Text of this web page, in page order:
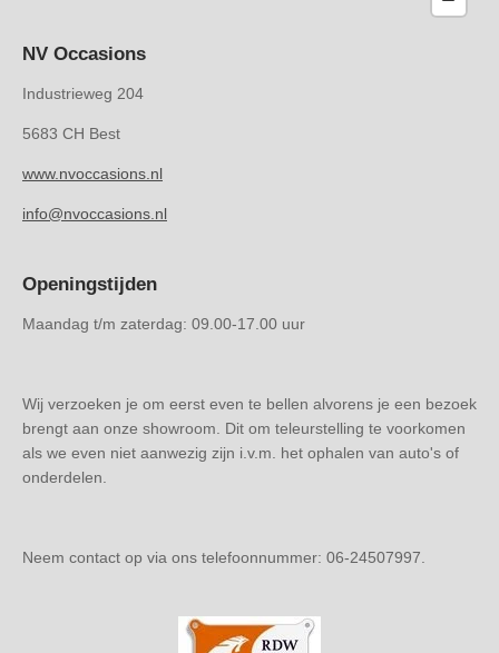
NV Occasions
Industrieweg 204
5683 CH Best
www.nvoccasions.nl
info@nvoccasions.nl
Openingstijden
Maandag t/m zaterdag: 09.00-17.00 uur
Wij verzoeken je om eerst even te bellen alvorens je een bezoek
brengt aan onze showroom. Dit om teleurstelling te voorkomen
als we even niet aanwezig zijn i.v.m. het ophalen van auto's of
onderdelen.
Neem contact op via ons telefoonnummer: 06-24507997.